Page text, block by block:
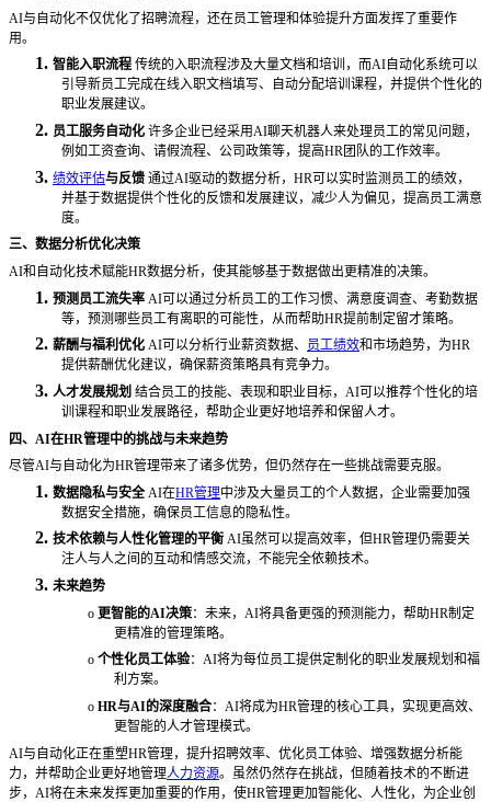
AI与自动化不仅优化了招聘流程，还在员工管理和体验提升方面发挥了重要作
用。
1. 智能入职流程 传统的入职流程涉及大量文档和培训，而AI自动化系统可以
引导新员工完成在线入职文档填写、自动分配培训课程，并提供个性化的
职业发展建议。
2. 员工服务自动化 许多企业已经采用AI聊天机器人来处理员工的常见问题，
例如工资查询、请假流程、公司政策等，提高HR团队的工作效率。
3. 绩效评估与反馈 通过AI驱动的数据分析，HR可以实时监测员工的绩效，
并基于数据提供个性化的反馈和发展建议，减少人为偏见，提高员工满意
度。
三、数据分析优化决策
AI和自动化技术赋能HR数据分析，使其能够基于数据做出更精准的决策。
1. 预测员工流失率 AI可以通过分析员工的工作习惯、满意度调查、考勤数据
等，预测哪些员工有离职的可能性，从而帮助HR提前制定留才策略。
2. 薪酬与福利优化 AI可以分析行业薪资数据、 员工绩效和市场趋势，为HR
提供薪酬优化建议，确保薪资策略具有竞争力。
3. 人才发展规划 结合员工的技能、表现和职业目标， AI可以推荐个性化的培
训课程和职业发展路径，帮助企业更好地培养和保留人才。
四、 AI在HR管理中的挑战与未来趋势
尽管AI与自动化为HR管理带来了诸多优势，但仍然存在一些挑战需要克服。
1. 数据隐私与安全AI在HR管理中涉及大量员工的个人数据，企业需要加强
数据安全措施，确保员工信息的隐私性。
2. 技术依赖与人性化管理的平衡 AI虽然可以提高效率，但HR管理仍需要关
注人与人之间的互动和情感交流，不能完全依赖技术。
3. 未来趋势
o 更智能的AI决策：未来， AI将具备更强的预测能力，帮助HR制定
更精准的管理策略。
o 个性化员工体验： AI将为每位员工提供定制化的职业发展规划和福
利方案。
o HR与AI的深度融合： AI将成为HR管理的核心工具，实现更高效、
更智能的人才管理模式。
AI与自动化正在重塑HR管理，提升招聘效率、优化员工体验、增强数据分析能
力，并帮助企业更好地管理人力资源。虽然仍然存在挑战，但随着技术的不断进
步，AI将在未来发挥更加重要的作用，使HR管理更加智能化、人性化，为企业创